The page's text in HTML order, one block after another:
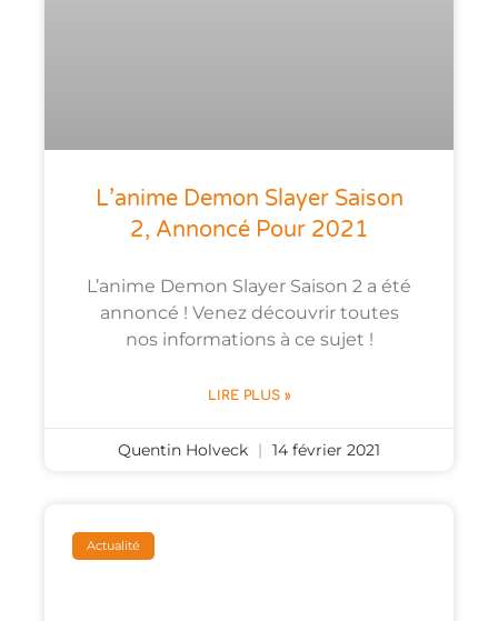
L’anime Demon Slayer Saison
2, Annoncé Pour 2021
L’anime Demon Slayer Saison 2 a été
annoncé ! Venez découvrir toutes
nos informations à ce sujet !
LIRE PLUS »
Quentin Holveck 14 février 2021
Actualité